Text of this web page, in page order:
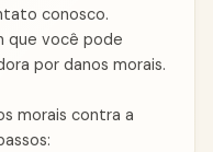
conosco.
que você pode
por danos morais.
morais contra a